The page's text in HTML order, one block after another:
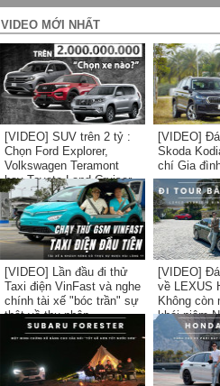
VIDEO MỚI NHẤT
[VIDEO] SUV trên 2 tỷ :
Chọn Ford Explorer,
Volkswagen Teramont
hay Toyota Land Cruiser
Prado?
[VIDEO]
Skoda
chí Gia
[VIDEO] Lần đầu đi thử
Taxi điện VinFast và nghe
chính tài xế "bóc trần" sự
thật về thu nhập...
[VIDEO]
về LEXUS
Không còn
khái niệm